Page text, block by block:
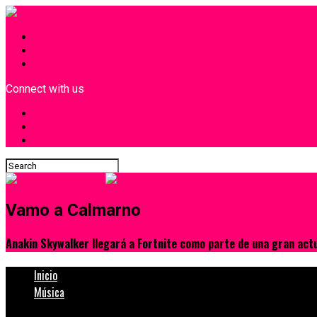
Connect with us
Vamo a Calmarno
Anakin Skywalker llegará a Fortnite como parte de una gran
Inicio
Música